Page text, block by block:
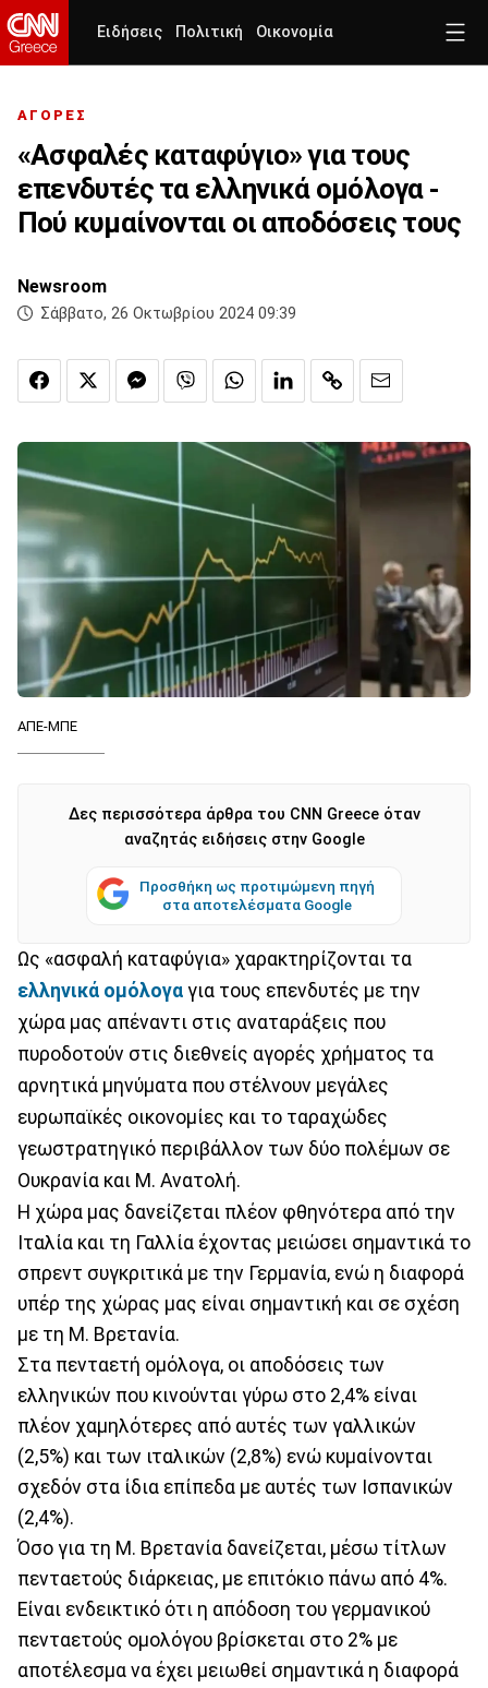
Ειδήσεις Πολιτική Οικονομία
ΑΓΟΡΕΣ
«Ασφαλές καταφύγιο» για τους
επενδυτές τα ελληνικά ομόλογα -
Πού κυμαίνονται οι αποδόσεις τους
Newsroom
Σάββατο, 26 Οκτωβρίου 2024 09:39
ΑΠΕ-ΜΠΕ
Δες περισσότερα άρθρα του CNN Greece όταν
αναζητάς ειδήσεις στην Google
Προσθήκη ως προτιμώμενη πηγή
στα αποτελέσματα Google
Ως «ασφαλή καταφύγια» χαρακτηρίζονται τα
ελληνικά ομόλογα για τους επενδυτές με την
χώρα μας απέναντι στις αναταράξεις που
πυροδοτούν στις διεθνείς αγορές χρήματος τα
αρνητικά μηνύματα που στέλνουν μεγάλες
ευρωπαϊκές οικονομίες και το ταραχώδες
γεωστρατηγικό περιβάλλον των δύο πολέμων σε
Ουκρανία και Μ. Ανατολή.
Η χώρα μας δανείζεται πλέον φθηνότερα από την
Ιταλία και τη Γαλλία έχοντας μειώσει σημαντικά το
σπρεντ συγκριτικά με την Γερμανία, ενώ η διαφορά
υπέρ της χώρας μας είναι σημαντική και σε σχέση
με τη Μ. Βρετανία.
Στα πενταετή ομόλογα, οι αποδόσεις των
ελληνικών που κινούνται γύρω στο 2,4% είναι
πλέον χαμηλότερες από αυτές των γαλλικών
(2,5%) και των ιταλικών (2,8%) ενώ κυμαίνονται
σχεδόν στα ίδια επίπεδα με αυτές των Ισπανικών
(2,4%).
Όσο για τη Μ. Βρετανία δανείζεται, μέσω τίτλων
πενταετούς διάρκειας, με επιτόκιο πάνω από 4%.
Είναι ενδεικτικό ότι η απόδοση του γερμανικού
πενταετούς ομολόγου βρίσκεται στο 2% με
αποτέλεσμα να έχει μειωθεί σημαντικά η διαφορά